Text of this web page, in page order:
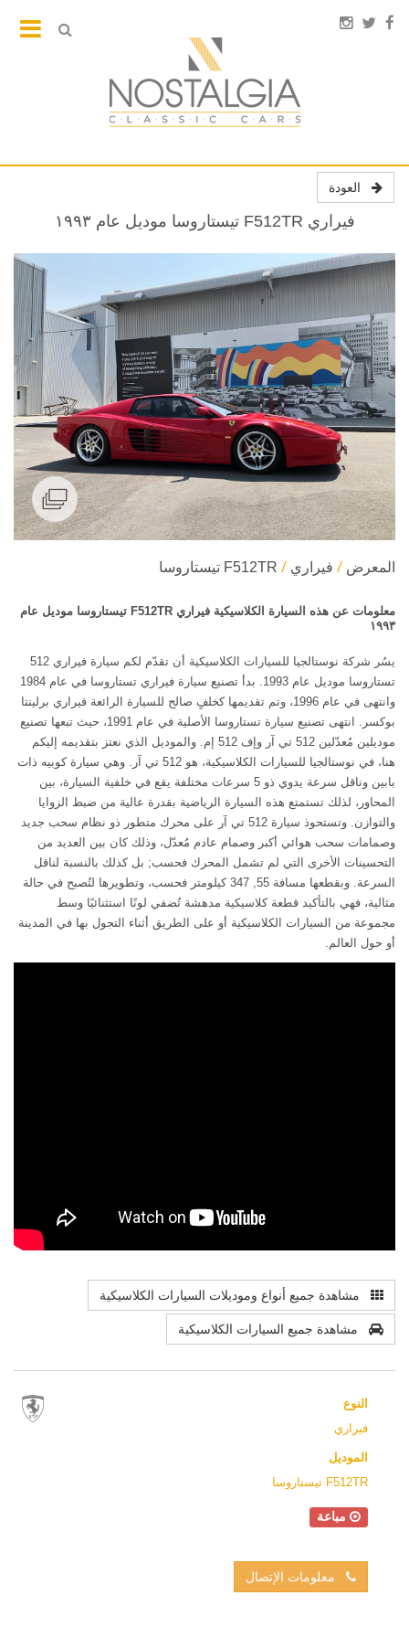
فيراري F512TR تيستاروسا موديل عام ١٩٩٣
العودة
المعرض فيراري F512TR تيستاروسا
معلومات عن هذه السيارة الكلاسيكية فيراري F512TR تيستاروسا موديل عام
١٩٩٣
يسُر شركة نوستالجيا للسيارات الكلاسيكية أن تقدّم لكم سيارة فيراري 512
تستاروسا موديل عام 1993. بدأ تصنيع سيارة فيراري تستاروسا في عام 1984
وانتهى في عام 1996، وتم تقديمها كخلفٍ صالح للسيارة الرائعة فيراري برلينتا
بوكسر. انتهى تصنيع سيارة تستاروسا الأصلية في عام 1991، حيث تبعها تصنيع
موديلين مُعدّلين 512 تي آر وإف 512 إم. والموديل الذي نعتز بتقديمه إليكم
هنا، في نوستالجيا للسيارات الكلاسيكية، هو 512 تي آر. وهي سيارة كوبيه ذات
بابين وناقل سرعة يدوي ذو 5 سرعات مختلفة يقع في خلفية السيارة، بين
المحاور، لذلك تستمتع هذه السيارة الرياضية بقدرة عالية من ضبط الزوايا
والتوازن. وتستحوذ سيارة 512 تي آر على محرك متطور ذو نظام سحب جديد
وصمامات سحب هوائي أكبر وصمام عادم مُعدّل، وذلك كان بين العديد من
التحسينات الأخرى التي لم تشمل المحرك فحسب; بل كذلك بالنسبة لناقل
السرعة. وبقطعها مسافة 55, 347 كيلومتر فحسب، وتطويرها لتُصبح في حالة
مثالية، فهي بالتأكيد قطعة كلاسيكية مدهشة تُضفي لونًا استثنائيًا وسط
مجموعة من السيارات الكلاسيكية أو على الطريق أثناء التجول بها في المدينة
أو حول العالم.
مشاهدة جميع أنواع وموديلات السيارات الكلاسيكية
مشاهدة جميع السيارات الكلاسيكية
النوع
فيراري
الموديل
F512TR تيستاروسا
مباعة
معلومات الإتصال